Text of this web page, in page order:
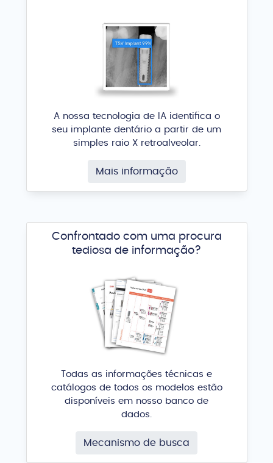
A nossa tecnologia de IA identifica o
seu implante dentário a partir de um
simples raio X retroalveolar.
Mais informação
Confrontado com uma procura
tediosa de informação?
Todas as informações técnicas e
catálogos de todos os modelos estão
disponíveis em nosso banco de
dados.
Mecanismo de busca